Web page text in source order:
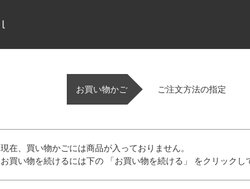
お買い物かご ご注文方法の指定
現在、買い物かごには商品が入っておりません。
お買い物を続けるには下の 「お買い物を続ける」 をクリックし